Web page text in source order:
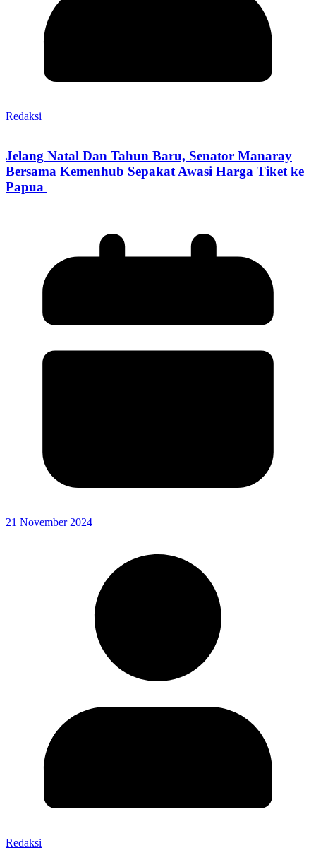
Redaksi
Jelang Natal Dan Tahun Baru, Senator Manaray
Bersama Kemenhub Sepakat Awasi Harga Tiket ke
Papua
21 November 2024
Redaksi